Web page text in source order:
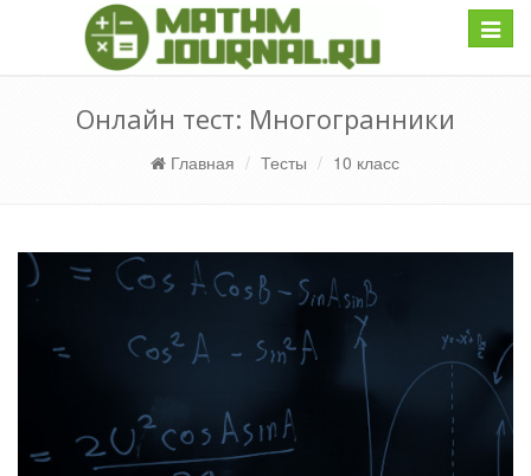
Онлайн тест: Многогранники
Главная Тесты 10 класс